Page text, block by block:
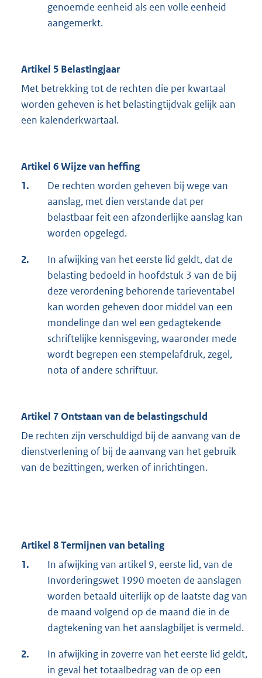
genoemde eenheid als een volle eenheid
aangemerkt.
Artikel 5 Belastingjaar
Met betrekking tot de rechten die per kwartaal
worden geheven is het belastingtijdvak gelijk aan
een kalenderkwartaal.
Artikel 6 Wijze van heffing
1.
De rechten worden geheven bij wege van
aanslag, met dien verstande dat per
belastbaar feit een afzonderlijke aanslag kan
worden opgelegd.
2.
In afwijking van het eerste lid geldt, dat de
belasting bedoeld in hoofdstuk 3 van de bij
deze verordening behorende tarieventabel
kan worden geheven door middel van een
mondelinge dan wel een gedagtekende
schriftelijke kennisgeving, waaronder mede
wordt begrepen een stempelafdruk, zegel,
nota of andere schriftuur.
Artikel 7 Ontstaan van de belastingschuld
De rechten zijn verschuldigd bij de aanvang van de
dienstverlening of bij de aanvang van het gebruik
van de bezittingen, werken of inrichtingen.
Artikel 8 Termijnen van betaling
1.
In afwijking van artikel 9, eerste lid, van de
Invorderingswet 1990 moeten de aanslagen
worden betaald uiterlijk op de laatste dag van
de maand volgend op de maand die in de
dagtekening van het aanslagbiljet is vermeld.
2.
In afwijking in zoverre van het eerste lid geldt,
in geval het totaalbedrag van de op een